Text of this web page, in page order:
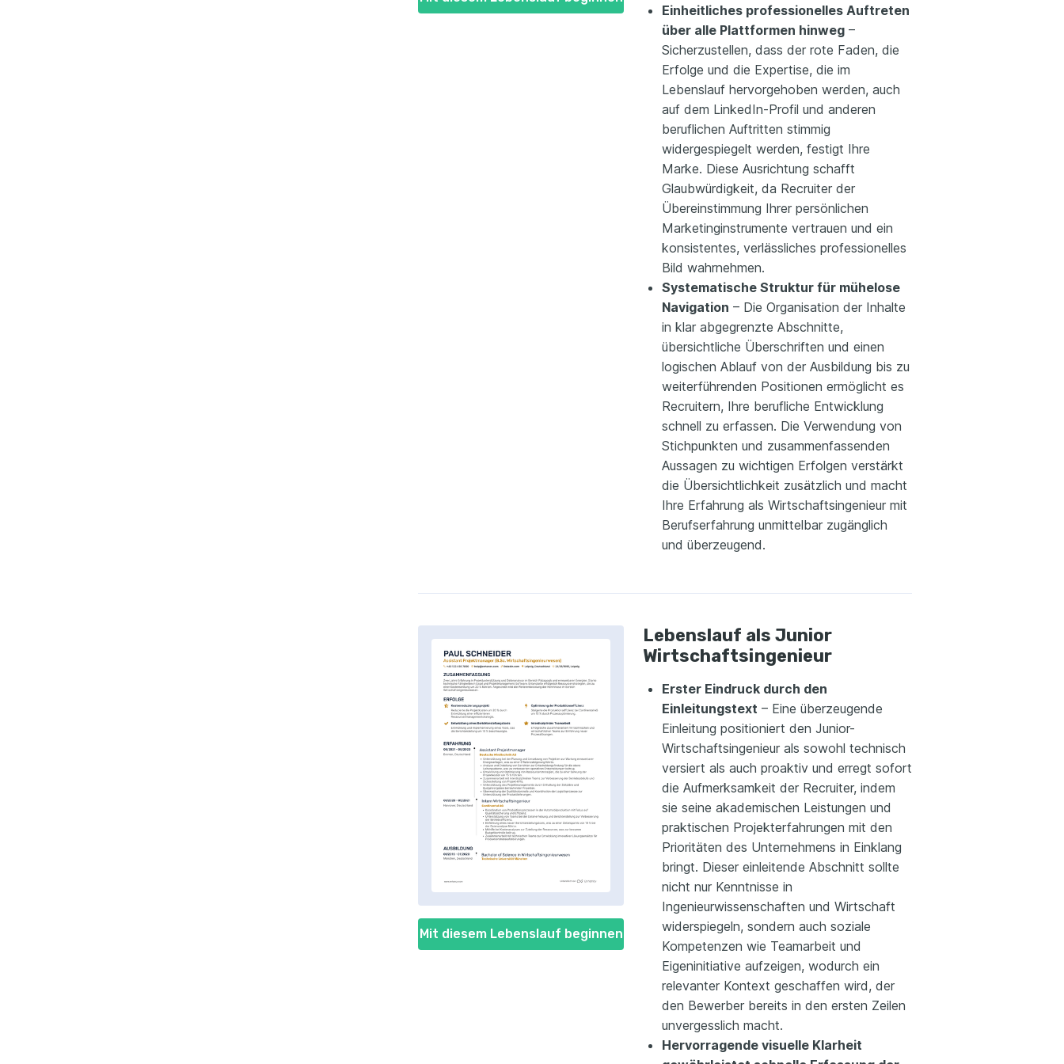
Einheitliches professionelles Auftreten
über alle Plattformen hinweg –
Sicherzustellen, dass der rote Faden, die
Erfolge und die Expertise, die im
Lebenslauf hervorgehoben werden, auch
auf dem LinkedIn-Profil und anderen
beruflichen Auftritten stimmig
widergespiegelt werden, festigt Ihre
Marke. Diese Ausrichtung schafft
Glaubwürdigkeit, da Recruiter der
Übereinstimmung Ihrer persönlichen
Marketinginstrumente vertrauen und ein
konsistentes, verlässliches professionelles
Bild wahrnehmen.
Systematische Struktur für mühelose
Navigation – Die Organisation der Inhalte
in klar abgegrenzte Abschnitte,
übersichtliche Überschriften und einen
logischen Ablauf von der Ausbildung bis zu
weiterführenden Positionen ermöglicht es
Recruitern, Ihre berufliche Entwicklung
schnell zu erfassen. Die Verwendung von
Stichpunkten und zusammenfassenden
Aussagen zu wichtigen Erfolgen verstärkt
die Übersichtlichkeit zusätzlich und macht
Ihre Erfahrung als Wirtschaftsingenieur mit
Berufserfahrung unmittelbar zugänglich
und überzeugend.
Mit diesem Lebenslauf beginnen
Lebenslauf als Junior
Wirtschaftsingenieur
Erster Eindruck durch den
Einleitungstext – Eine überzeugende
Einleitung positioniert den Junior-
Wirtschaftsingenieur als sowohl technisch
versiert als auch proaktiv und erregt sofort
die Aufmerksamkeit der Recruiter, indem
sie seine akademischen Leistungen und
praktischen Projekterfahrungen mit den
Prioritäten des Unternehmens in Einklang
bringt. Dieser einleitende Abschnitt sollte
nicht nur Kenntnisse in
Ingenieurwissenschaften und Wirtschaft
widerspiegeln, sondern auch soziale
Kompetenzen wie Teamarbeit und
Eigeninitiative aufzeigen, wodurch ein
relevanter Kontext geschaffen wird, der
den Bewerber bereits in den ersten Zeilen
unvergesslich macht.
Hervorragende visuelle Klarheit